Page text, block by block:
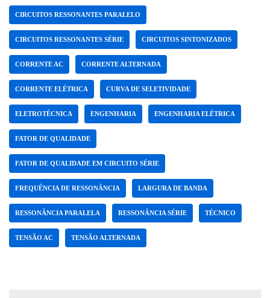
CIRCUITOS RESSONANTES PARALELO
CIRCUITOS RESSONANTES SÉRIE CIRCUITOS SINTONIZADOS
CORRENTE AC CORRENTE ALTERNADA
CORRENTE ELÉTRICA CURVA DE SELETIVIDADE
ELETROTÉCNICA ENGENHARIA ENGENHARIA ELÉTRICA
FATOR DE QUALIDADE
FATOR DE QUALIDADE EM CIRCUITO SÉRIE
FREQUÊNCIA DE RESSONÂNCIA LARGURA DE BANDA
RESSONÂNCIA PARALELA RESSONÂNCIA SÉRIE TÉCNICO
TENSÃO AC TENSÃO ALTERNADA